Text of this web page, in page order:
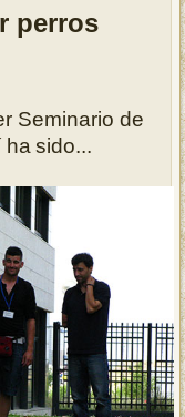
perros
Seminario de
ha sido...